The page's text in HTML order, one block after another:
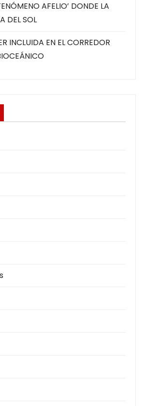
AFELIO’ DONDE LA
DEL SOL
INCLUIDA EN EL CORREDOR